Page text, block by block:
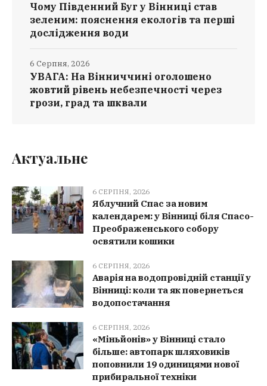
Чому Південний Буг у Вінниці став
зеленим: пояснення екологів та перші
дослідження води
УВАГА: На Вінниччині оголошено
жовтий рівень небезпечності через
грози, град та шквали
6 Серпня, 2026
Актуальне
6 СЕРПНЯ, 2026
Яблучний Спас за новим
календарем: у Вінниці біля Спасо-
Преображенського собору
освятили кошики
6 СЕРПНЯ, 2026
Аварія на водопровідній станції у
Вінниці: коли та як повернеться
водопостачання
6 СЕРПНЯ, 2026
«Міньйонів» у Вінниці стало
більше: автопарк шляховиків
поповнили 19 одиницями нової
прибиральної техніки